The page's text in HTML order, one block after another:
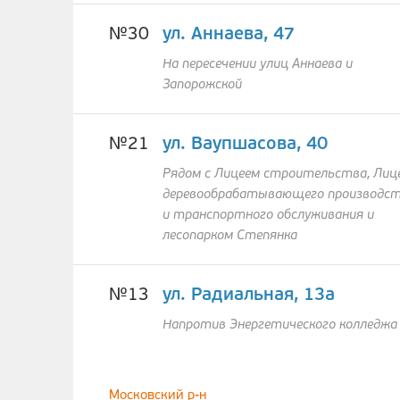
№30 ул. Аннаева, 47
На пересечении улиц Аннаева и
Запорожской
№21 ул. Ваупшасова, 40
Рядом с Лицеем строительства,
деревообрабатывающего
и транспортного обслуживания и
лесопарком Степянка
№13 ул. Радиальная, 13а
Напротив Энергетического колледжа
Московский р-н